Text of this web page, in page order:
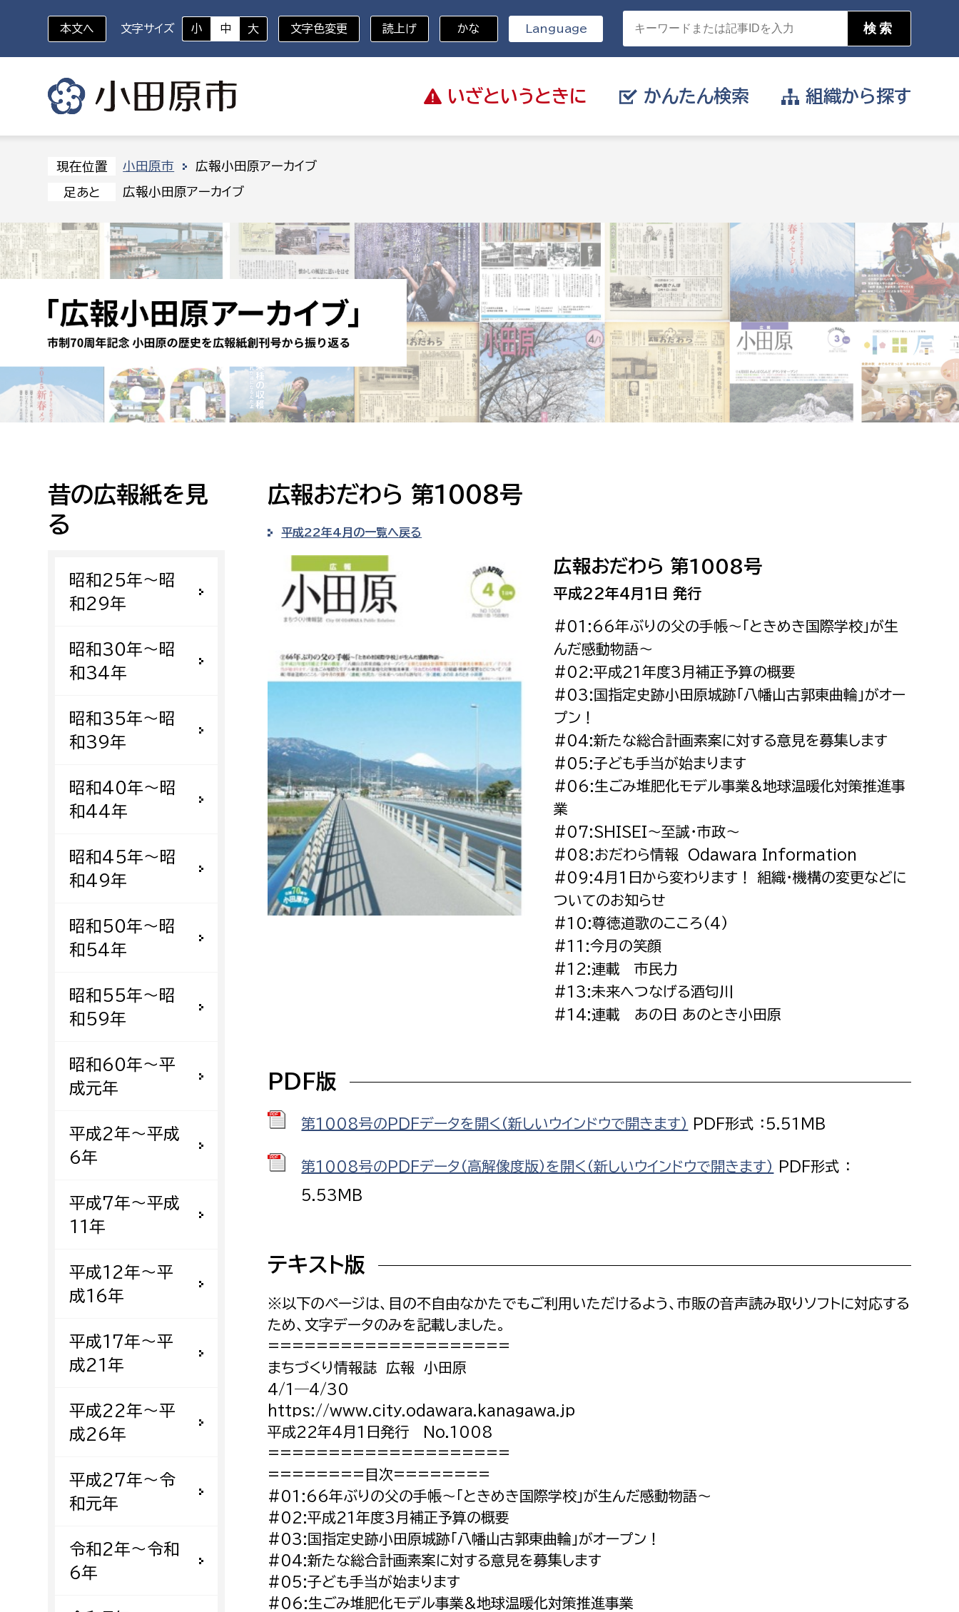
いざと いうときに
いざというときに
休日救急外来 防災・ハザードマップ 避難場所 消防
かんたん検索
対象者を選択
幼稚園児・保育園児
高校生・大学生など
障がい者
事業者
求職者
外国人
ペット
税
教育・子育て
防災・安全
福祉・健康
環境・エネルギー
都市基盤
市民活動・地域づくり
観光
病院
市議会
届け出や申請をしたい
証明書がほしい
相談をしたい
支払いをしたい
働きたい
まちづくりに関わりたい
組織から探す
組織から探す
部に属さない室
秘書室
広報広聴室
企画政策課
財政課
デジタル推進課
総務課
職員課
財産管理課
契約検査課
市税総務課
市民税課
資産税課
事業課
市民部
地域安全課
人権・男女共同参画課
戸籍住民課
防災部 文化部
生涯学習課
文化財課
スポーツ課
小田原城総合管理事務所
環境部
福祉健康部
福祉政策課
生活援護課
障がい福祉課
保険課
健康づくり課
子ども若者部
子ども政策課
子ども若者支援課
経済部
産業政策課
観光課
水産海浜課
都市部
都市計画課
地域交通課
開発審査課
建設部
建設政策課
国県事業推進課
道水路整備課
みどり公園課
会計管理者
出納室
市立総合医療センター
患者サポートセンター
病院管理局：経営管理課
病院管理局：施設用度課
病院管理局：医事課
消防総務課
予防課
警防第2課
上下水道局
経営総務課
水道整備課
下水道整備課
浄水管理課
教育総務課
保健給食課
農業委員会事務局
農業委員会事務局 議会総務課
本文へ 文字サイズ 小 中 大 文字色変更 読上げ かな Language
現在位置 小田原市 広報小田原アーカイブ
足あと 広報小田原アーカイブ
昔の広報紙を見
る
昭和25年〜昭
和29年
昭和30年〜昭
和34年
昭和35年〜昭
和39年
昭和40年〜昭
和44年
昭和45年〜昭
和49年
昭和50年〜昭
和54年
昭和55年〜昭
和59年
昭和60年〜平
成元年
平成2年〜平成
6年
平成7年〜平成
11年
平成12年〜平
成16年
平成17年〜平
成21年
平成22年〜平
成26年
平成27年〜令
和元年
令和2年〜令和
6年
広報おだわら 第1008号
平成22年4月の一覧へ戻る
広報おだわら 第1008号
平成22年4月1日 発行
#01:66年ぶりの父の手帳〜「ときめき国際学校」が生
んだ感動物語〜
#02:平成21年度3月補正予算の概要
#03:国指定史跡小田原城跡「八幡山古郭東曲輪」がオー
プン！
#04:新たな総合計画素案に対する意見を募集します
#05:子ども手当が始まります
#06:生ごみ堆肥化モデル事業&地球温暖化対策推進事
業
#07:SHISEI〜至誠・市政〜
#08:おだわら情報 Odawara Information
#09:4月1日から変わります！ 組織・機構の変更などに
ついてのお知らせ
#10:尊徳道歌のこころ(4)
#11:今月の笑顔
#12:連載 市民力
#13:未来へつなげる酒匂川
#14:連載 あの日 あのとき小田原
PDF版
第1008号のPDFデータを開く（新しいウインドウで開きます） PDF形式 ：5.51MB
第1008号のPDFデータ（高解像度版）を開く（新しいウインドウで開きます）
PDF形式 ：
5.53MB
テキスト版
※以下のページは、目の不自由なかたでもご利用いただけるよう、市販の音声読み取りソフトに対応する
ため、文字データのみを記載しました。
====================
まちづくり情報誌 広報 小田原
4/1─4/30
https://www.city.odawara.kanagawa.jp
平成22年4月1日発行 No.1008
====================
========目次========
#01:66年ぶりの父の手帳〜「ときめき国際学校」が生んだ感動物語〜
#02:平成21年度3月補正予算の概要
#03:国指定史跡小田原城跡「八幡山古郭東曲輪」がオープン！
#04:新たな総合計画素案に対する意見を募集します
#05:子ども手当が始まります
#06:生ごみ堆肥化モデル事業&地球温暖化対策推進事業